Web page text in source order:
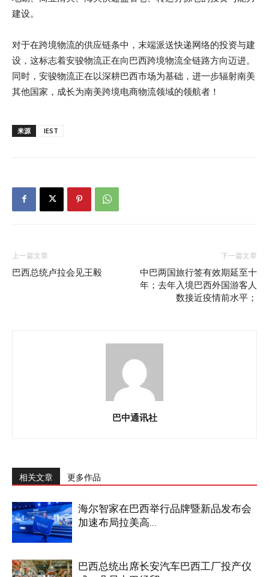
建设。
对于在跨境物流的供应链条中，末端派送快递网络的投资与建
设，这标志着安骏物流正在向巴西跨境物流全链路方向迈进。
同时，安骏物流正在以深耕巴西市场为基础，进一步辐射南美
其他国家，成长为南美跨境电商物流领域的领航者！
来源 IEST
上一篇文章
巴西总统卢拉会见王毅
下一篇文章
中巴两国旅行签有效期延至十
年；去年入境巴西外国游客人
数接近疫情前水平；
巴中通讯社
相关文章 更多作品
海尔智家在巴西举行品牌暨新品发布会
加速布局拉美高...
巴西总统出席长安汽车巴西工厂投产仪